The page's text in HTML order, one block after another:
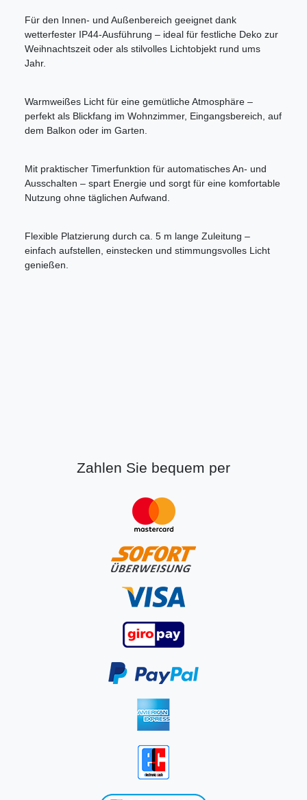
Für den Innen- und Außenbereich geeignet dank
wetterfester IP44-Ausführung – ideal für festliche Deko zur
Weihnachtszeit oder als stilvolles Lichtobjekt rund ums
Jahr.
Warmweißes Licht für eine gemütliche Atmosphäre –
perfekt als Blickfang im Wohnzimmer, Eingangsbereich, auf
dem Balkon oder im Garten.
Mit praktischer Timerfunktion für automatisches An- und
Ausschalten – spart Energie und sorgt für eine komfortable
Nutzung ohne täglichen Aufwand.
Flexible Platzierung durch ca. 5 m lange Zuleitung –
einfach aufstellen, einstecken und stimmungsvolles Licht
genießen.
Zahlen Sie bequem per